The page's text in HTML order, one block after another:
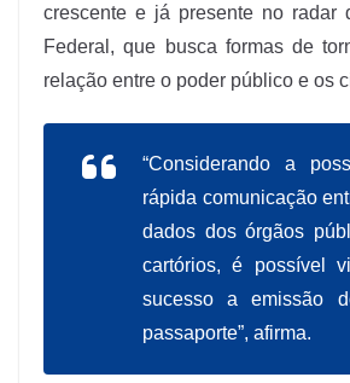
crescente e já presente no radar
Federal, que busca formas de
relação entre o poder público e os
“Considerando a
rápida comunicação
dados dos órgãos
cartórios, é possível
sucesso a emissão
passaporte”, afirma.